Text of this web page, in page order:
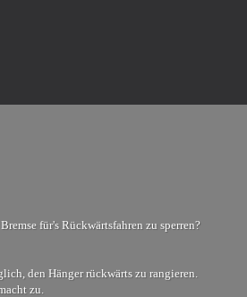
für's Rückwärtsfahren zu sperren?
den Hänger rückwärts zu rangieren.
zu.